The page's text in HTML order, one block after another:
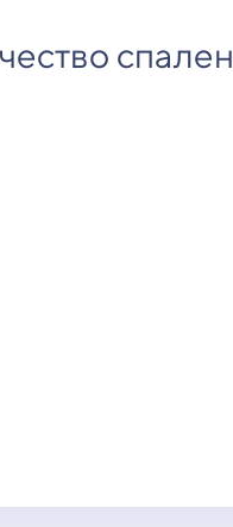
спален